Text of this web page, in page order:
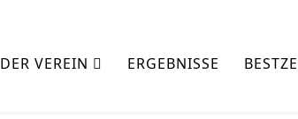
DER VEREIN ERGEBNISSE